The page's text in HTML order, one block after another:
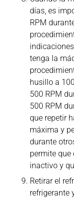
días, es
RPM
tenga la
husillo a
500 RPM
500 RPM
que repetir
máxima y
durante
permite que
inactivo y
Retirar el
refrigerante